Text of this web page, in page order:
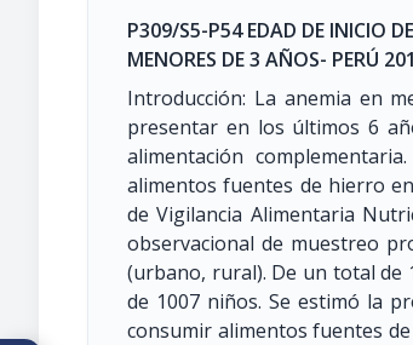
P309/S5-P54 EDAD DE INICIO
MENORES DE 3 AÑOS- PERÚ
Introducción: La anemia en
presentar en los últimos 6
alimentación
alimentos fuentes de hierro
de Vigilancia Alimentaria
observacional de muestreo
(urbano, rural). De un total de
de 1007 niños. Se estimó la
consumir alimentos fuentes